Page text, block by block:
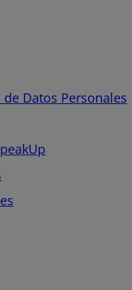
Datos Personales